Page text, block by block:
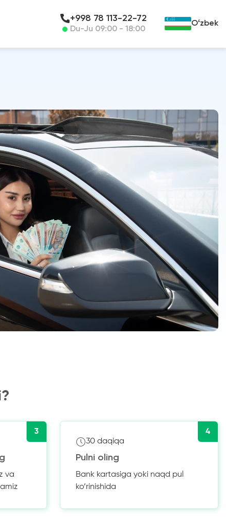
+998 78 113-22-72
Du-Ju 09:00 - 18:00
Oʻzbek
3
va
4
30 daqiqa
Pulni oling
Bank kartasiga yoki naqd pul
ko’rinishida